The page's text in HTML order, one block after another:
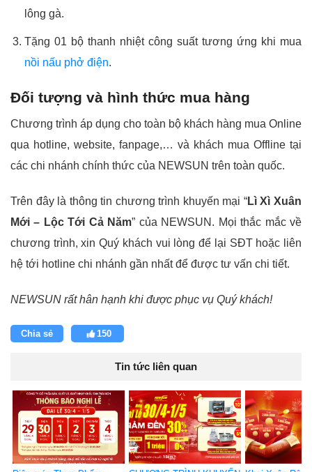
lông gà.
Tặng 01 bộ thanh nhiệt công suất tương ứng khi mua
nồi nấu phở điện.
Đối tượng và hình thức mua hàng
Chương trình áp dụng cho toàn bộ khách hàng mua Online
qua hotline, website, fanpage,… và khách mua Offline tại
các chi nhánh chính thức của NEWSUN trên toàn quốc.
Trên đây là thông tin chương trình khuyến mại “Lì Xì Xuân
Mới – Lộc Tới Cả Năm” của NEWSUN. Mọi thắc mắc về
chương trình, xin Quý khách vui lòng để lại SĐT hoặc liên
hệ tới hotline chi nhánh gần nhất để được tư vấn chi tiết.
NEWSUN rất hân hạnh khi được phục vụ Quý khách!
Chia sẻ 150
Tin tức liên quan